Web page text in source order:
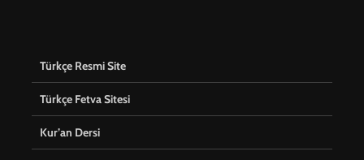
Türkçe Resmi Site
Türkçe Fetva Sitesi
Kur’an Dersi